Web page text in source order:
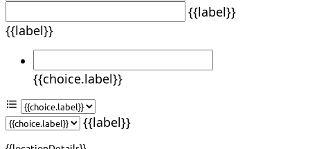
{{label}}
{{label}}
{{choice.label}}
{{label}}